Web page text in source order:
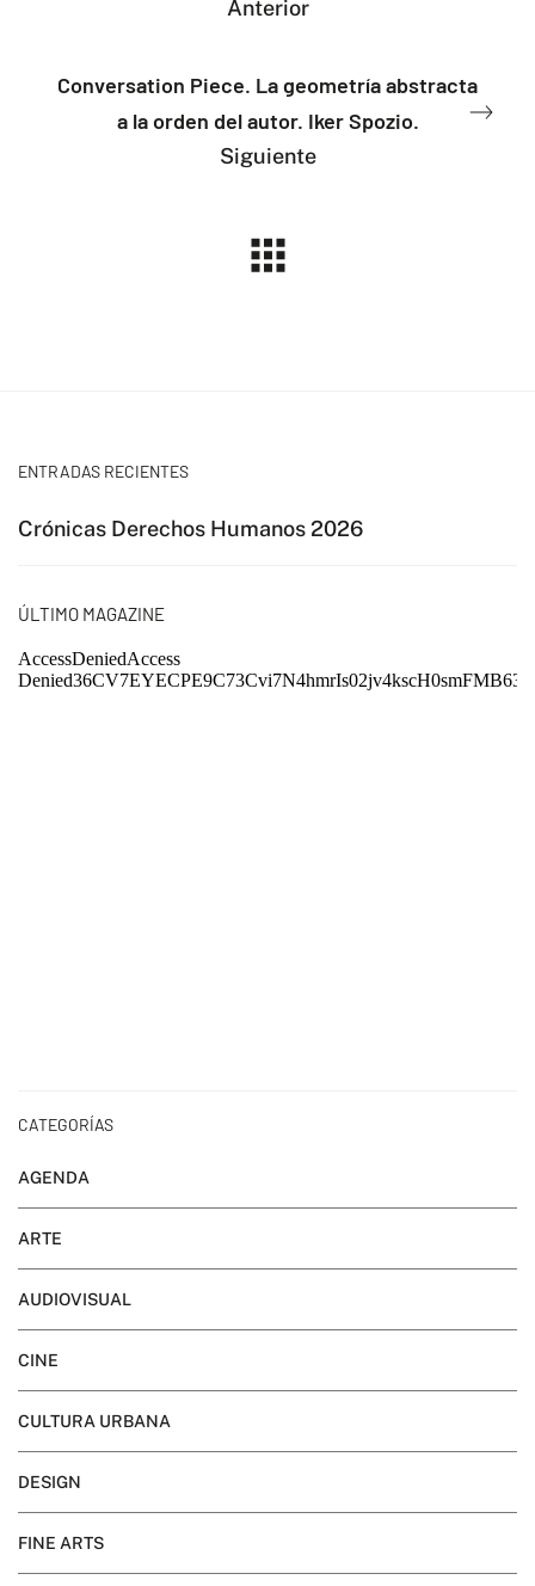
Anterior
Conversation Piece. La geometría abstracta
a la orden del autor. Iker Spozio.
Siguiente
ENTRADAS RECIENTES
Crónicas Derechos Humanos 2026
ÚLTIMO MAGAZINE
CATEGORÍAS
AGENDA
ARTE
AUDIOVISUAL
CINE
CULTURA URBANA
DESIGN
FINE ARTS